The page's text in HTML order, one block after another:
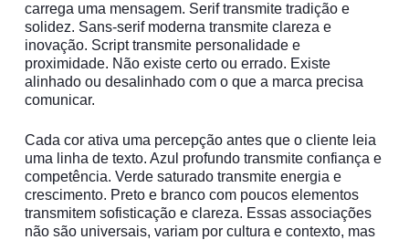
carrega uma mensagem. Serif transmite tradição e
solidez. Sans-serif moderna transmite clareza e
inovação. Script transmite personalidade e
proximidade. Não existe certo ou errado. Existe
alinhado ou desalinhado com o que a marca precisa
comunicar.
Cada cor ativa uma percepção antes que o cliente leia
uma linha de texto. Azul profundo transmite confiança e
competência. Verde saturado transmite energia e
crescimento. Preto e branco com poucos elementos
transmitem sofisticação e clareza. Essas associações
não são universais, variam por cultura e contexto, mas